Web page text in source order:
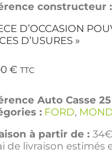
constructeur :
D’OCCASION
D’USURES »
€ TTC
Auto Casse
: FORD,
à partir de : 34€
de livraison estimés